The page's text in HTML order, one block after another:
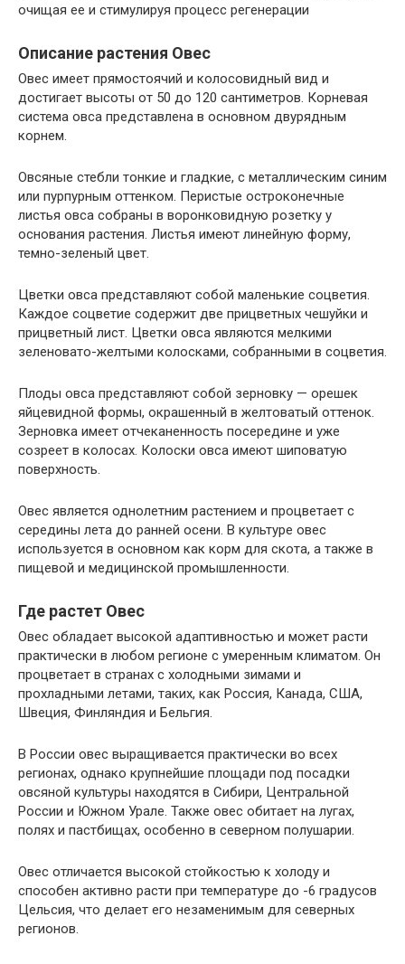
очищая ее и стимулируя процесс регенерации
Описание растения Овес
Овес имеет прямостоячий и колосовидный вид и
достигает высоты от 50 до 120 сантиметров. Корневая
система овса представлена в основном двурядным
корнем.
Овсяные стебли тонкие и гладкие, с металлическим синим
или пурпурным оттенком. Перистые остроконечные
листья овса собраны в воронковидную розетку у
основания растения. Листья имеют линейную форму,
темно-зеленый цвет.
Цветки овса представляют собой маленькие соцветия.
Каждое соцветие содержит две прицветных чешуйки и
прицветный лист. Цветки овса являются мелкими
зеленовато-желтыми колосками, собранными в соцветия.
Плоды овса представляют собой зерновку — орешек
яйцевидной формы, окрашенный в желтоватый оттенок.
Зерновка имеет отчеканенность посередине и уже
созреет в колосах. Колоски овса имеют шиповатую
поверхность.
Овес является однолетним растением и процветает с
середины лета до ранней осени. В культуре овес
используется в основном как корм для скота, а также в
пищевой и медицинской промышленности.
Где растет Овес
Овес обладает высокой адаптивностью и может расти
практически в любом регионе с умеренным климатом. Он
процветает в странах с холодными зимами и
прохладными летами, таких, как Россия, Канада, США,
Швеция, Финляндия и Бельгия.
В России овес выращивается практически во всех
регионах, однако крупнейшие площади под посадки
овсяной культуры находятся в Сибири, Центральной
России и Южном Урале. Также овес обитает на лугах,
полях и пастбищах, особенно в северном полушарии.
Овес отличается высокой стойкостью к холоду и
способен активно расти при температуре до -6 градусов
Цельсия, что делает его незаменимым для северных
регионов.